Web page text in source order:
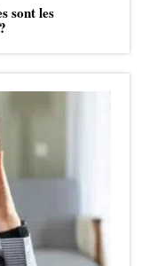
sont les